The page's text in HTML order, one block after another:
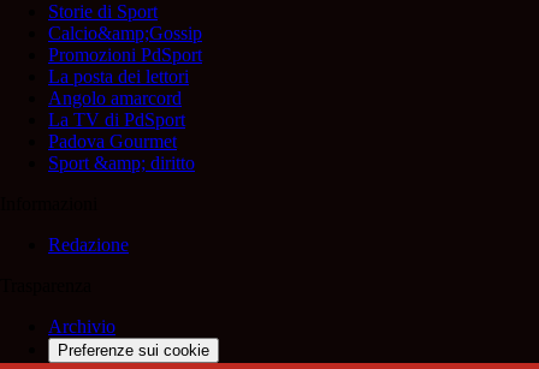
Storie di Sport
Calcio&amp;Gossip
Promozioni PdSport
La posta dei lettori
Angolo amarcord
La TV di PdSport
Padova Gourmet
Sport &amp; diritto
Redazione
Archivio
Preferenze sui cookie